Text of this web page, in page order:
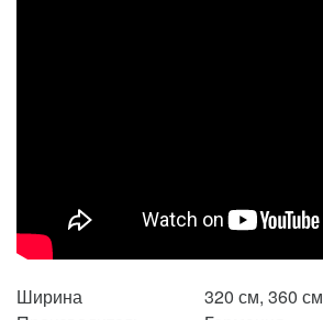
Ширина
320 см, 360 см